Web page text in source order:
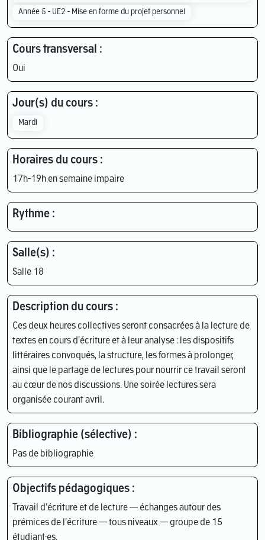
Année 5 - UE2 - Mise en forme du projet personnel
Cours transversal :
Oui
Jour(s) du cours :
Mardi
Horaires du cours :
17h-19h en semaine impaire
Rythme :
Salle(s) :
Salle 18
Description du cours :
Ces deux heures collectives seront consacrées à la lecture de
textes en cours d'écriture et à leur analyse : les dispositifs
littéraires convoqués, la structure, les formes à prolonger,
ainsi que le partage de lectures pour nourrir ce travail seront
au cœur de nos discussions. Une soirée lectures sera
organisée courant avril.
Bibliographie (sélective) :
Pas de bibliographie
Objectifs pédagogiques :
Travail d’écriture et de lecture — échanges autour des
prémices de l’écriture — tous niveaux — groupe de 15
étudiant·es.